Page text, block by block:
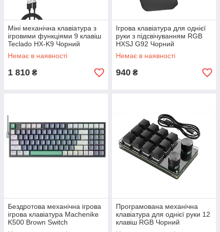
Міні механічна клавіатура з
ігровими функціями 9 клавіш
Teclado HX-K9 Чорний
Немає в наявності
1 810 ₴
Ігрова клавіатура для однієї
руки з підсвічуванням RGB
HXSJ G92 Чорний
Немає в наявності
940 ₴
Бездротова механічна ігрова
ігрова клавіатура Machenike
K500 Brown Switch
Програмована механічна
клавіатура для однієї руки 12
клавіш RGB Чорний